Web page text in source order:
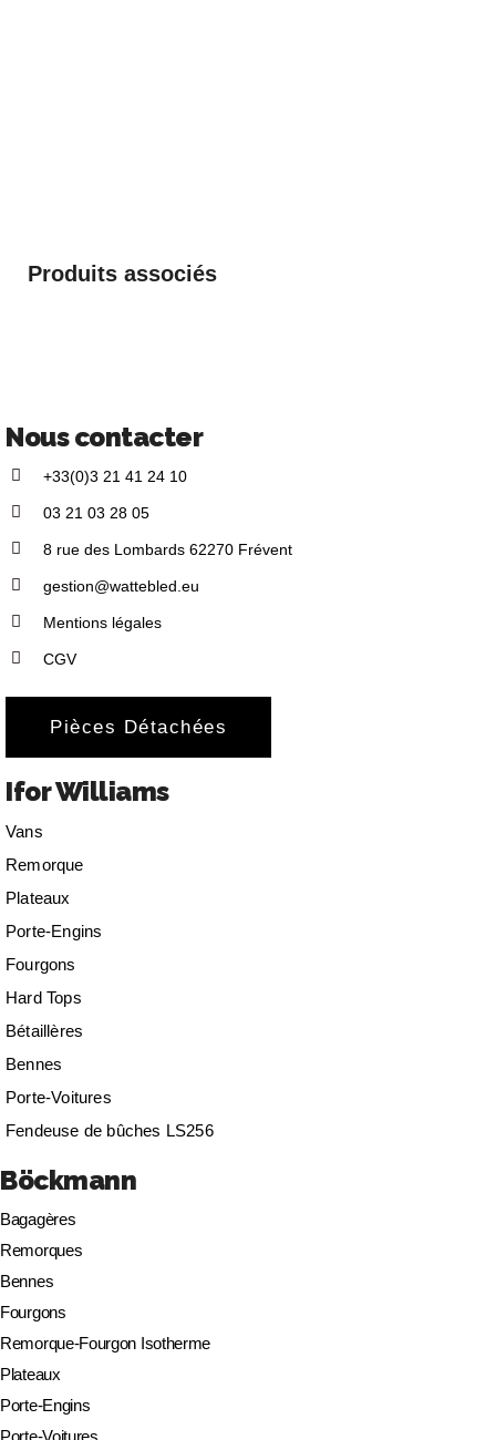
Produits associés
Nous contacter
+33(0)3 21 41 24 10
03 21 03 28 05
8 rue des Lombards 62270 Frévent
gestion@wattebled.eu
Mentions légales
CGV
Pièces Détachées
Ifor Williams
Vans
Remorque
Plateaux
Porte-Engins
Fourgons
Hard Tops
Bétaillères
Bennes
Porte-Voitures
Fendeuse de bûches LS256
Böckmann
Bagagères
Remorques
Bennes
Fourgons
Remorque-Fourgon Isotherme
Plateaux
Porte-Engins
Porte-Voitures